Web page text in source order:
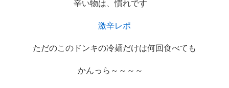
辛い物は、慣れです
激辛レポ
ただのこのドンキの冷麺だけは何回食べても
かんっら～～～～